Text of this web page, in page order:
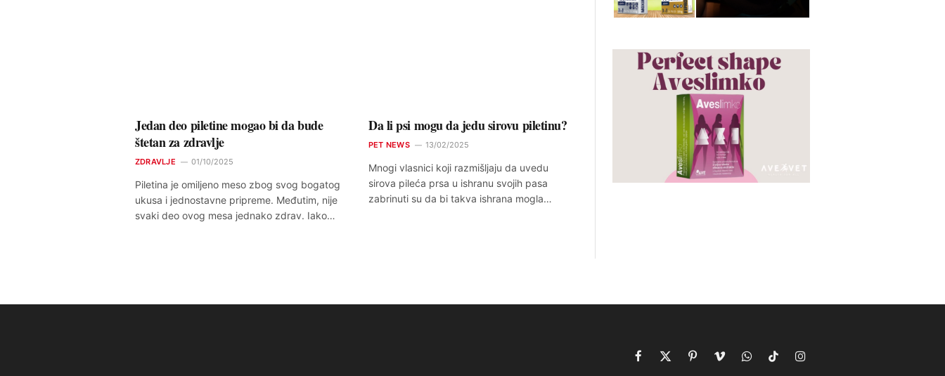
Jedan deo piletine mogao bi da bude
štetan za zdravlje
ZDRAVLJE 01/10/2025
Piletina je omiljeno meso zbog svog bogatog
ukusa i jednostavne pripreme. Međutim, nije
svaki deo ovog mesa jednako zdrav. Iako…
Da li psi mogu da jedu sirovu piletinu?
PET NEWS 13/02/2025
Mnogi vlasnici koji razmišljaju da uvedu
sirova pileća prsa u ishranu svojih pasa
zabrinuti su da bi takva ishrana mogla…
Facebook
X
PinterestVimeoWhatsAppTikTokInstagram